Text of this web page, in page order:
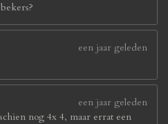
een jaar geleden
een jaar geleden
nog 4x 4, maar errat een